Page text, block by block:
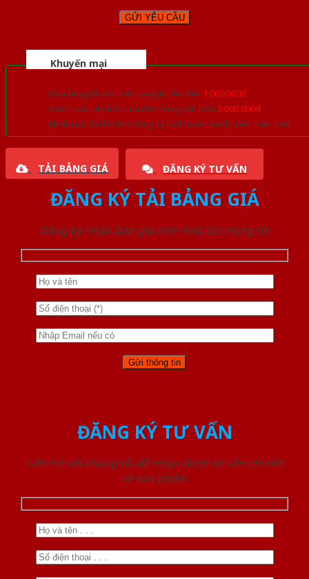
Khuyến mại
Quà tặng đồ nội thất trang trí lên đến 1.000.000đ
Giảm trực tiếp khi mua đơn hàng lớn hơn 3.000.000đ
Nhiều ưu đãi lớn khi đăng ký tài khoản thành viên thân thiết
TẢI BẢNG GIÁ ĐĂNG KÝ TƯ VẤN
ĐĂNG KÝ TẢI BẢNG GIÁ
Đăng ký nhận báo giá mới nhất từ chúng tôi
ĐĂNG KÝ TƯ VẤN
Liên hệ với chúng tôi để nhận được tư vấn chi tiết
về sản phẩm